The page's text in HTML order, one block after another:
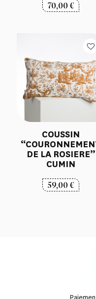
70,00€
COUSSIN
DE LA ROSIERE”
CUMIN
59,00€